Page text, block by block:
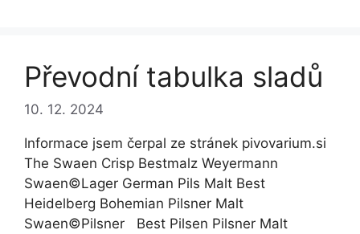
Převodní tabulka sladů
10. 12. 2024
Informace jsem čerpal ze stránek pivovarium.si
The Swaen Crisp Bestmalz Weyermann
Swaen©Lager German Pils Malt Best
Heidelberg Bohemian Pilsner Malt
Swaen©Pilsner Best Pilsen Pilsner Malt